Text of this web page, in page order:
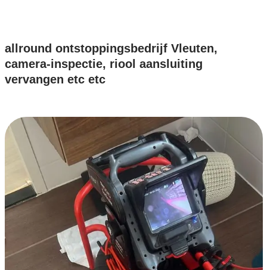
allround ontstoppingsbedrijf Vleuten,
camera-inspectie, riool aansluiting
vervangen etc etc